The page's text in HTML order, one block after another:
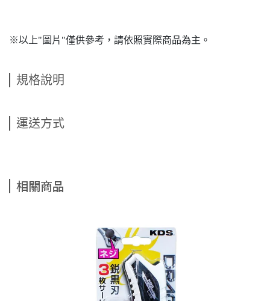
※以上"圖片"僅供參考，請依照實際商品為主。
規格說明
運送方式
相關商品